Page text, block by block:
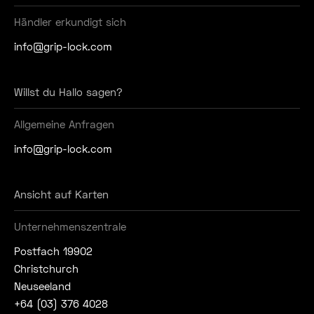
Händler erkundigt sich
info@grip-lock.com
Willst du Hallo sagen?
Allgemeine Anfragen
info@grip-lock.com
Ansicht auf Karten
Unternehmenszentrale
Postfach 19902
Christchurch
Neuseeland
+64 (03) 376 4028